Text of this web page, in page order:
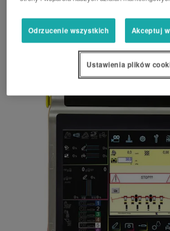
Informacje o ciągniku
Odrzucenie wszystkich Akceptuj
Ustawienia plików